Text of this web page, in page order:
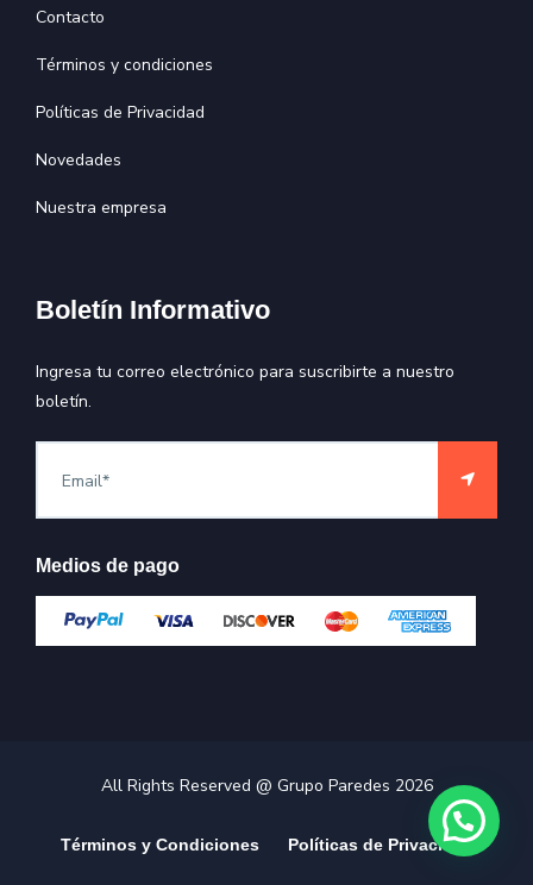
Contacto
Términos y condiciones
Políticas de Privacidad
Novedades
Nuestra empresa
Boletín Informativo
Ingresa tu correo electrónico para suscribirte a nuestro
boletín.
Medios de pago
All Rights Reserved @ Grupo Paredes 2026
Términos y Condiciones Políticas de Privacidad